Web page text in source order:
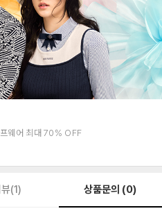
웨어 최대 70% OFF
(1) 상품문의 (0)